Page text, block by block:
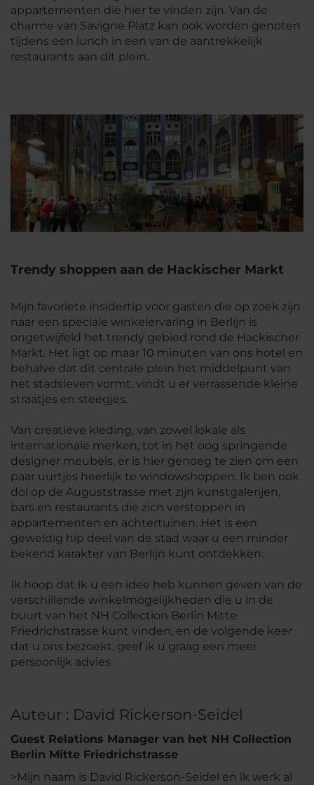
appartementen die hier te vinden zijn. Van de
charme van Savigne Platz kan ook worden genoten
tijdens een lunch in een van de aantrekkelijk
restaurants aan dit plein.
Trendy shoppen aan de Hackischer Markt
Mijn favoriete insidertip voor gasten die op zoek zijn
naar een speciale winkelervaring in Berlijn is
ongetwijfeld het trendy gebied rond de Hackischer
Markt. Het ligt op maar 10 minuten van ons hotel en
behalve dat dit centrale plein het middelpunt van
het stadsleven vormt, vindt u er verrassende kleine
straatjes en steegjes.
Van creatieve kleding, van zowel lokale als
internationale merken, tot in het oog springende
designer meubels, er is hier genoeg te zien om een
paar uurtjes heerlijk te windowshoppen. Ik ben ook
dol op de Auguststrasse met zijn kunstgalerijen,
bars en restaurants die zich verstoppen in
appartementen en achtertuinen. Het is een
geweldig hip deel van de stad waar u een minder
bekend karakter van Berlijn kunt ontdekken.
Ik hoop dat ik u een idee heb kunnen geven van de
verschillende winkelmogelijkheden die u in de
buurt van het NH Collection Berlin Mitte
Friedrichstrasse kunt vinden, en de volgende keer
dat u ons bezoekt, geef ik u graag een meer
persoonlijk advies.
Auteur : David Rickerson-Seidel
Guest Relations Manager van het NH Collection
Berlin Mitte Friedrichstrasse
>Mijn naam is David Rickerson-Seidel en ik werk al